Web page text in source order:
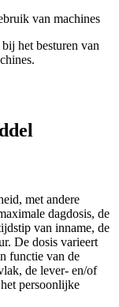
van machines
het besturen van
met andere
dagdosis, de
van inname, de
De dosis varieert
functie van de
de lever- en/of
persoonlijke